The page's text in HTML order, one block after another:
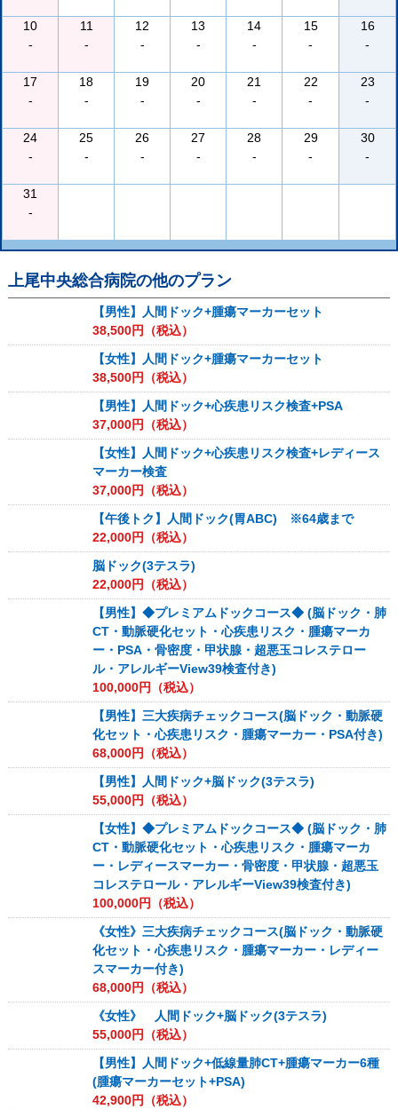
10
-
11
-
12
-
13
-
14
-
15
-
16
-
17
-
18
-
19
-
20
-
21
-
22
-
23
-
24
-
25
-
26
-
27
-
28
-
29
-
30
-
31
-
上尾中央総合病院の他のプラン
【男性】人間ドック+腫瘍マーカーセット
38,500円（税込）
【女性】人間ドック+腫瘍マーカーセット
38,500円（税込）
【男性】人間ドック+心疾患リスク検査+PSA
37,000円（税込）
【女性】人間ドック+心疾患リスク検査+レディース
マーカー検査
37,000円（税込）
【午後トク】人間ドック(胃ABC) ※64歳まで
22,000円（税込）
脳ドック(3テスラ)
22,000円（税込）
【男性】◆プレミアムドックコース◆ (脳ドック・肺
CT・動脈硬化セット・心疾患リスク・腫瘍マーカ
ー・PSA・骨密度・甲状腺・超悪玉コレステロー
ル・アレルギーView39検査付き)
100,000円（税込）
【男性】三大疾病チェックコース(脳ドック・動脈硬
化セット・心疾患リスク・腫瘍マーカー・PSA付き)
68,000円（税込）
【男性】人間ドック+脳ドック(3テスラ)
55,000円（税込）
【女性】◆プレミアムドックコース◆ (脳ドック・肺
CT・動脈硬化セット・心疾患リスク・腫瘍マーカ
ー・レディースマーカー・骨密度・甲状腺・超悪玉
コレステロール・アレルギーView39検査付き)
100,000円（税込）
《女性》三大疾病チェックコース(脳ドック・動脈硬
化セット・心疾患リスク・腫瘍マーカー・レディー
スマーカー付き)
68,000円（税込）
《女性》 人間ドック+脳ドック(3テスラ)
55,000円（税込）
【男性】人間ドック+低線量肺CT+腫瘍マーカー6種
(腫瘍マーカーセット+PSA)
42,900円（税込）